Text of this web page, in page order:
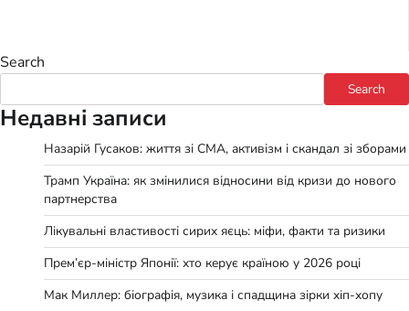
Search
Search
Недавні записи
Назарій Гусаков: життя зі СМА, активізм і скандал зі зборами
Трамп Україна: як змінилися відносини від кризи до нового
партнерства
Лікувальні властивості сирих яєць: міфи, факти та ризики
Прем’єр-міністр Японії: хто керує країною у 2026 році
Мак Миллер: біографія, музика і спадщина зірки хіп-хопу